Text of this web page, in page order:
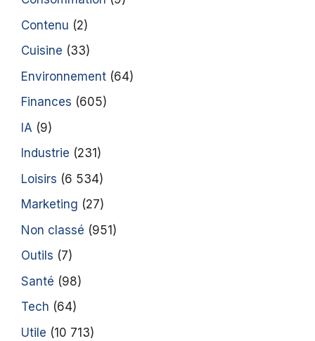
Contenu (2)
Cuisine (33)
Environnement (64)
Finances (605)
IA (9)
Industrie (231)
Loisirs (6 534)
Marketing (27)
Non classé (951)
Outils (7)
Santé (98)
Tech (64)
Utile (10 713)